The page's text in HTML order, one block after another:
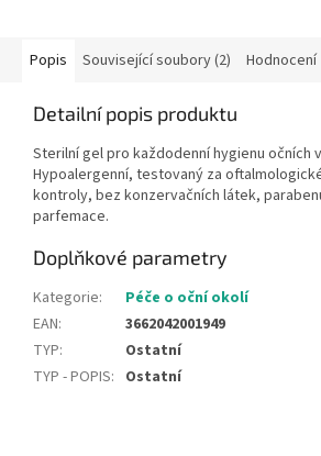
Popis Související soubory (2) Hodnocení
Detailní popis produktu
Sterilní gel pro každodenní hygienu očních
Hypoalergenní, testovaný za
kontroly, bez konzervačních látek,
parfemace.
Doplňkové parametry
Kategorie:
Péče o oční okolí
EAN:
3662042001949
TYP:
Ostatní
TYP - POPIS: Ostatní